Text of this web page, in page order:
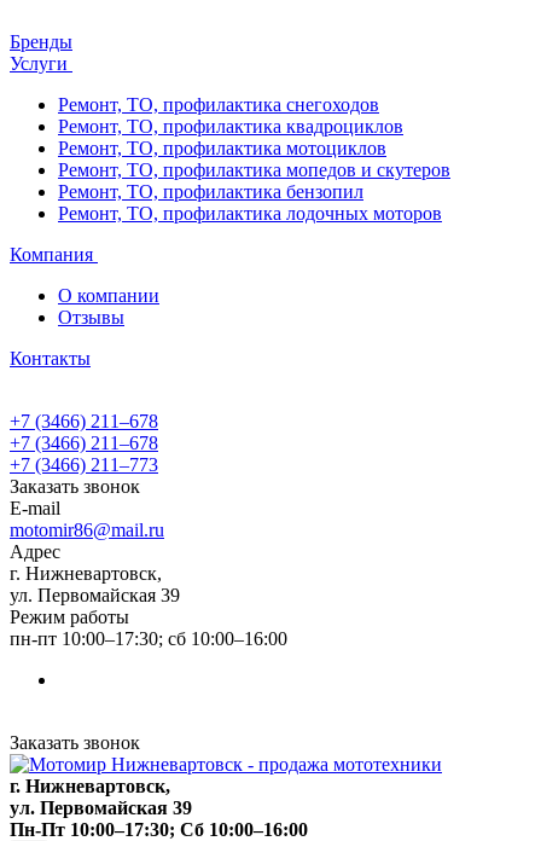
Бренды
Услуги
Ремонт, ТО, профилактика снегоходов
Ремонт, ТО, профилактика квадроциклов
Ремонт, ТО, профилактика мотоциклов
Ремонт, ТО, профилактика мопедов и скутеров
Ремонт, ТО, профилактика бензопил
Ремонт, ТО, профилактика лодочных моторов
Компания
О компании
Отзывы
Контакты
+7 (3466) 211‒678
+7 (3466) 211‒678
+7 (3466) 211‒773
Заказать звонок
E-mail
motomir86@mail.ru
Адрес
г. Нижневартовск,
ул. Первомайская 39
Режим работы
пн-пт 10:00–17:30; сб 10:00–16:00
Заказать звонок
г. Нижневартовск,
ул. Первомайская 39
Пн-Пт 10:00–17:30; Сб 10:00–16:00